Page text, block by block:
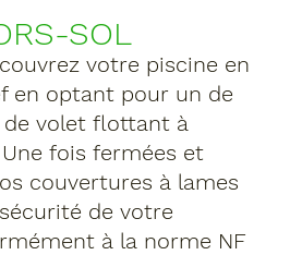
SOL
votre piscine en
en optant pour un de
de volet flottant à
fois fermées et
couvertures à lames
de votre
à la norme NF